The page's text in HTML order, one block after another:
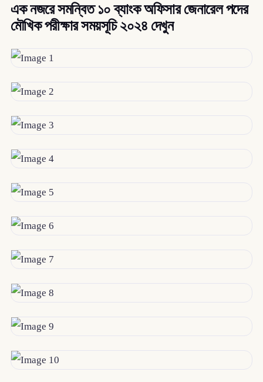
এক নজরে সমন্বিত ১০ ব্যাংক অফিসার জেনারেল পদের
মৌখিক পরীক্ষার সময়সূচি ২০২৪ দেখুন